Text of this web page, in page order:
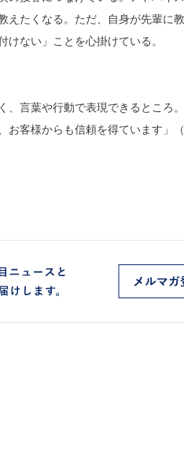
えたくなる。ただ、自身が先輩に
ない」ことを心掛けている。
言葉や行動で表現できるところ
お客様からも信頼を得ています」